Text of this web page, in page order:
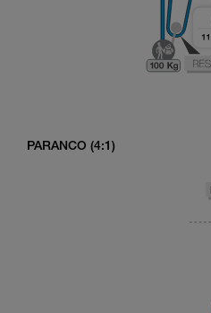
PARANCO (4:1)